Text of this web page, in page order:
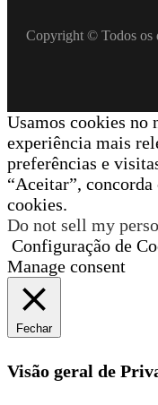
Copyright © Todos os
Usamos cookies no
experiência mais
preferências e
“Aceitar”,
cookies.
Do not sell my
Configuração de
Manage consent
Fechar
Visão geral de